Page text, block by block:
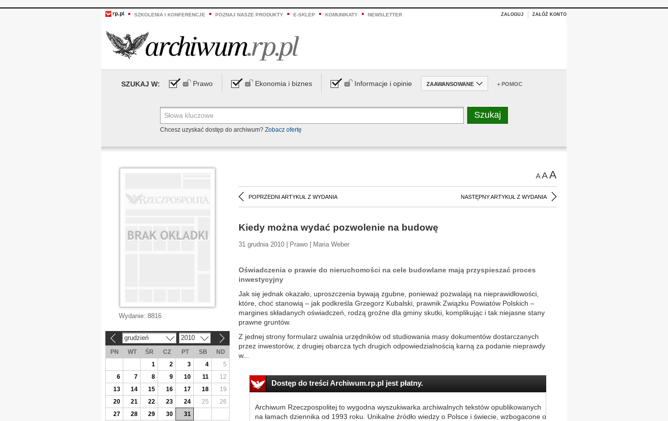
SZKOLENIA I KONFERENCJE POZNAJ NASZE PRODUKTY E-SKLEP KOMUNIKATY NEWSLETTER ZALOGUJ ZAŁÓŻ KONTO
SZUKAJ W: Prawo Ekonomia i biznes Informacje i opinie ZAAWANSOWANE + POMOC
Chcesz uzyskać dostęp do archiwum? Zobacz ofertę
AAA
POPRZEDNI ARTYKUŁ Z WYDANIA NASTĘPNY ARTYKUŁ Z WYDANIA
Kiedy można wydać pozwolenie na budowę
31 grudnia 2010 | Prawo | Maria Weber
Oświadczenia o prawie do nieruchomości na cele budowlane mają przyspieszać proces
inwestycyjny
Jak się jednak okazało, uproszczenia bywają zgubne, ponieważ pozwalają na nieprawidłowości,
które, choć stanowią – jak podkreśla Grzegorz Kubalski, prawnik Związku Powiatów Polskich –
margines składanych oświadczeń, rodzą groźne dla gminy skutki, komplikując i tak niejasne stany
prawne gruntów.
Z jednej strony formularz uwalnia urzędników od studiowania masy dokumentów dostarczanych
przez inwestorów, z drugiej obarcza tych drugich odpowiedzialnością karną za podanie nieprawdy
w...
Dostęp do treści Archiwum.rp.pl jest płatny.
Archiwum Rzeczpospolitej to wygodna wyszukiwarka archiwalnych tekstów opublikowanych
na łamach dziennika od 1993 roku. Unikalne źródło wiedzy o Polsce i świecie, wzbogacone o
Wydanie: 8816
grudzień 2010
PN WT ŚR CZ PT SB
ND
1
2 3 4
5
6
7 8 9 10 11
12
13
14 15 16 17 18
19
20
21 22 23 24 25
26
27
28 29 30 31